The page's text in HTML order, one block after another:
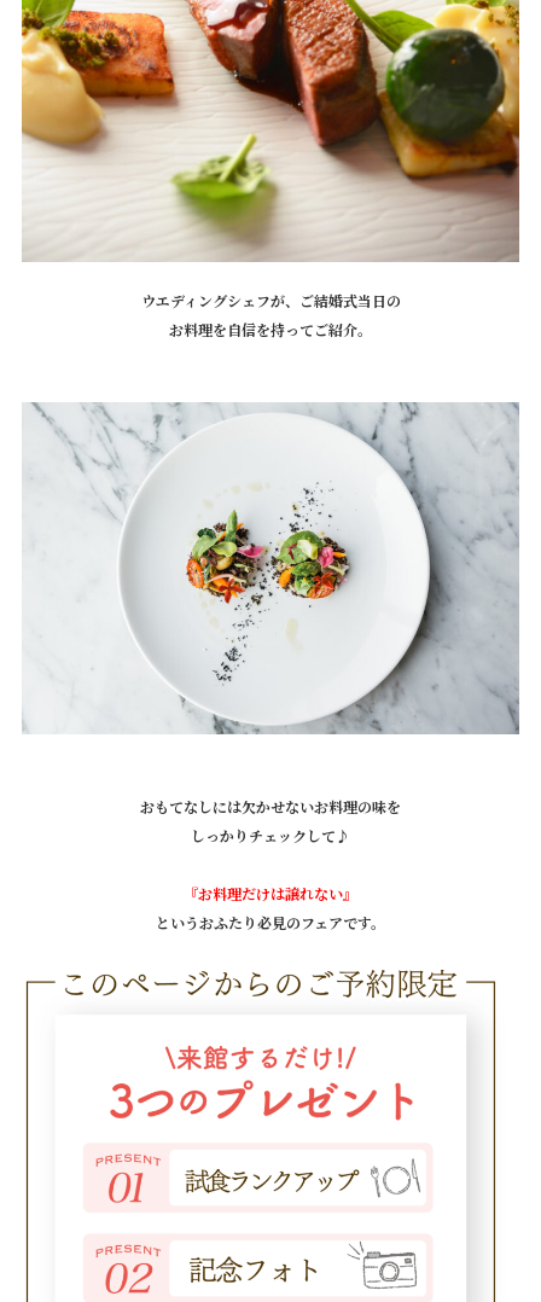
ウエディングシェフが、ご結婚式当日の
お料理を自信を持ってご紹介。
おもてなしには欠かせないお料理の味を
しっかりチェックして♪
『お料理だけは譲れない』
というおふたり必見のフェアです。